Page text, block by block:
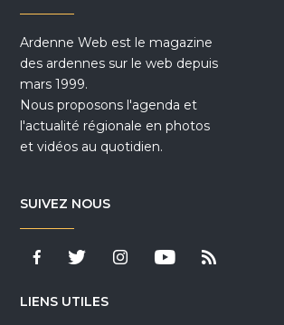
Ardenne Web est le magazine
des ardennes sur le web depuis
mars 1999.
Nous proposons l'agenda et
l'actualité régionale en photos
et vidéos au quotidien.
SUIVEZ NOUS
LIENS UTILES